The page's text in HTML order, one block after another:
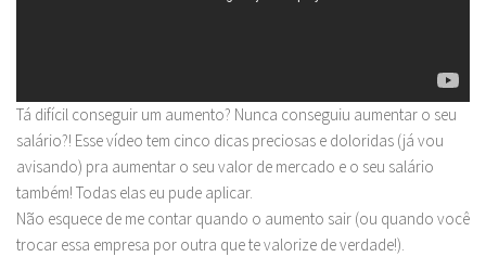
Tá difícil conseguir um aumento? Nunca conseguiu aumentar o seu
salário?! Esse vídeo tem cinco dicas preciosas e doloridas (já vou
avisando) pra aumentar o seu valor de mercado e o seu salário
também! Todas elas eu pude aplicar.
Não esquece de me contar quando o aumento sair (ou quando você
trocar essa empresa por outra que te valorize de verdade!).